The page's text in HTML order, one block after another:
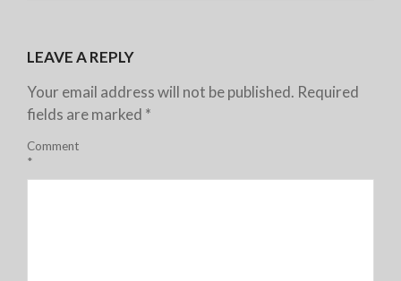
LEAVE A REPLY
Your email address will not be published. Required
fields are marked *
Comment
*